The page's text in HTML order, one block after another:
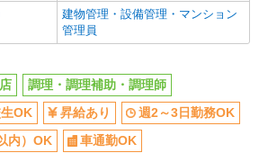
短時間勤務（1日4h以内）OK
副業・WワークOK
社会保険あり
建物管理・設備管理・マンション
管理員
調理・調理補助・調理師
OK 昇給あり
週2～3日勤務OK
内）OK
車通勤OK